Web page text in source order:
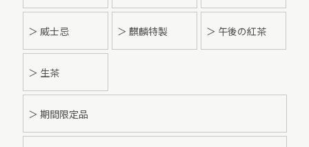
＞ 威士忌 ＞ 麒麟特製 ＞ 午後の紅茶
＞ 生茶
＞ 期間限定品